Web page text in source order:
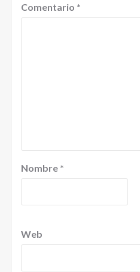
Comentario *
Nombre *
Web